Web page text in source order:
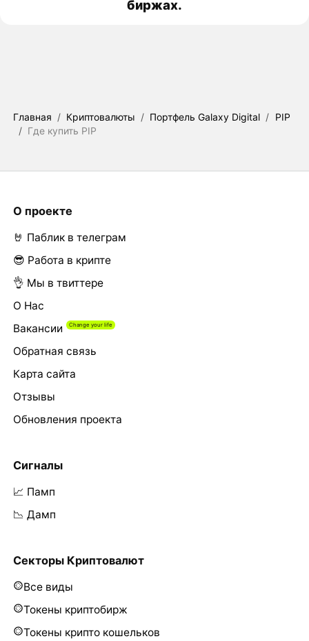
биржах.
Главная / Криптовалюты / Портфель Galaxy Digital / PIP
/ Где купить PIP
О проекте
🤘 Паблик в телеграм
😎 Работа в крипте
👌 Мы в твиттере
О Нас
Вакансии
Обратная связь
Карта сайта
Отзывы
Обновления проекта
Сигналы
📈 Памп
📉 Дамп
Секторы Криптовалют
Все виды
Токены криптобирж
Токены крипто кошельков